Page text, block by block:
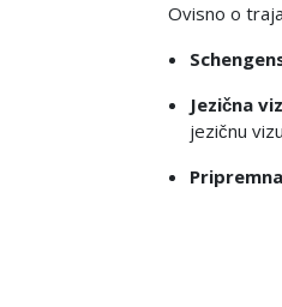
Ovisno o
Jezična
jezičnu